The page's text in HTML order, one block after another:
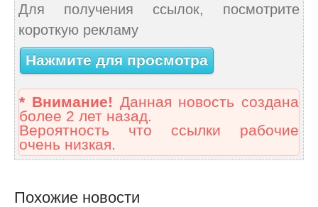
Для получения ссылок, посмотрите
короткую рекламу
Нажмите для просмотра
* Внимание! Данная новость создана
более 2 лет назад.
Вероятность что ссылки рабочие
очень низкая.
Похожие новости